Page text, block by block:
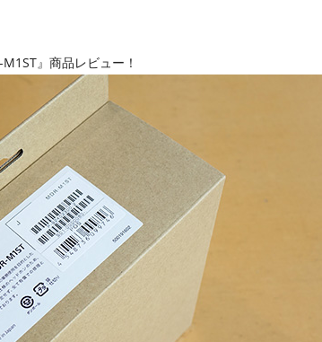
』商品レビュー！